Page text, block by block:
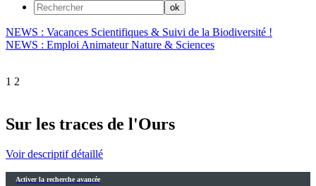
NEWS : Vacances Scientifiques & Suivi de la Biodiversité !
NEWS : Emploi Animateur Nature & Sciences
1 2
Sur les traces de l'Ours
Voir descriptif détaillé
Activer la recherche avancée